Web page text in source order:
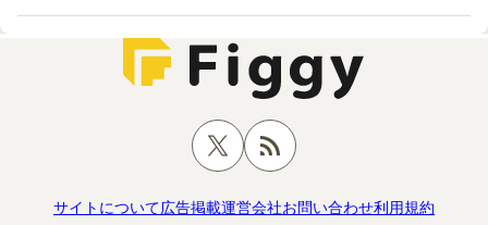
サイトについて広告掲載運営会社お問い合わせ利用規約